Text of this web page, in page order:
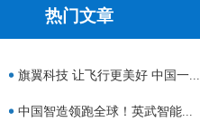
热门文章
旗翼科技 让飞行更美好 中国一...
中国智造领跑全球！英武智能...